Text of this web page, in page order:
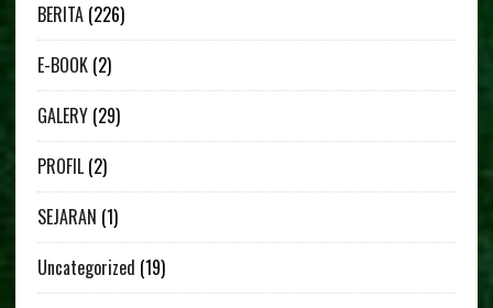
BERITA(226)
E-BOOK(2)
GALERY(29)
PROFIL(2)
SEJARAN (1)
Uncategorized (19)